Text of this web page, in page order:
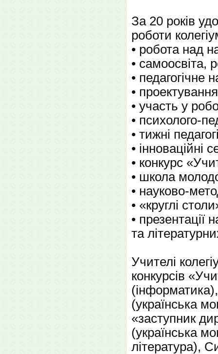
За 20 років
роботи
• робота над
• самоосвіта,
• педагогічне
•
• участь у
• психолого-
• тижні
• інноваційні
• конкурс
• школа
• науково-
• «круглі
• презентації
та
Учителі
конкурсів
(українська
«заступник
(українська
література),